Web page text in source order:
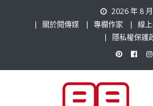
2026 年 8
關於閱傳媒
專欄作家 線
隱私權保護